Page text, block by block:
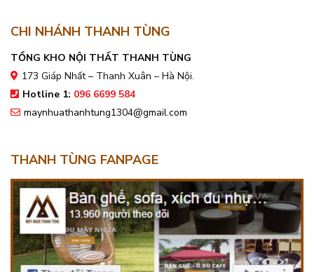
CHI NHÁNH THANH TÙNG
TỔNG KHO NỘI THẤT THANH TÙNG
173 Giáp Nhất – Thanh Xuân – Hà Nội.
Hotline 1: 096 6699 584
maynhuathanhtung1304@gmail.com
THANH TÙNG FANPAGE